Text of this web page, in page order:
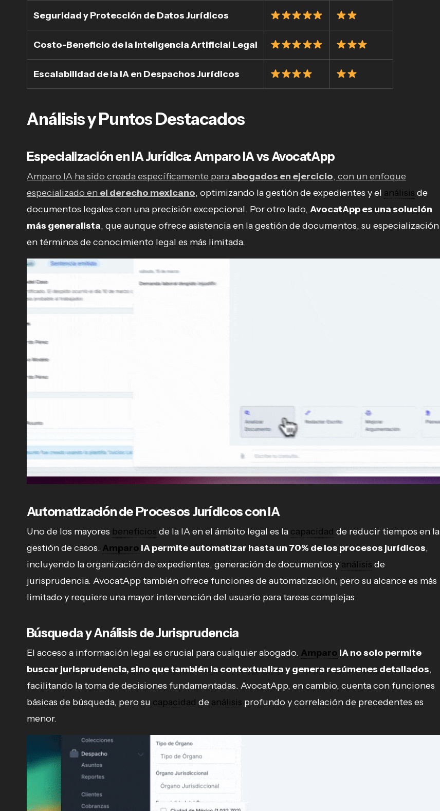
Seguridad y Protección de Datos Jurídicos
Costo-Beneficio de la Inteligencia Artificial Legal
Escalabilidad de la IA en Despachos Jurídicos
Análisis y Puntos Destacados
Especialización en IA Jurídica: Amparo IA vs AvocatApp
Amparo IA ha sido creada específicamente para abogados en ejercicio, con un enfoque
especializado en el derecho mexicano, optimizando la gestión de expedientes y el análisis de
documentos legales con una precisión excepcional. Por otro lado, AvocatApp es una solución
más generalista, que aunque ofrece asistencia en la gestión de documentos, su especialización
en términos de conocimiento legal es más limitada.
Automatización de Procesos Jurídicos con IA
Uno de los mayores beneficios de la IA en el ámbito legal es la capacidad de reducir tiempos en la
gestión de casos. Amparo IA permite automatizar hasta un 70% de los procesos jurídicos,
incluyendo la organización de expedientes, generación de documentos y análisis de
jurisprudencia. AvocatApp también ofrece funciones de automatización, pero su alcance es más
limitado y requiere una mayor intervención del usuario para tareas complejas.
Búsqueda y Análisis de Jurisprudencia
El acceso a información legal es crucial para cualquier abogado. Amparo IA no solo permite
buscar jurisprudencia, sino que también la contextualiza y genera resúmenes detallados,
facilitando la toma de decisiones fundamentadas. AvocatApp, en cambio, cuenta con funciones
básicas de búsqueda, pero su capacidad de análisis profundo y correlación de precedentes es
menor.